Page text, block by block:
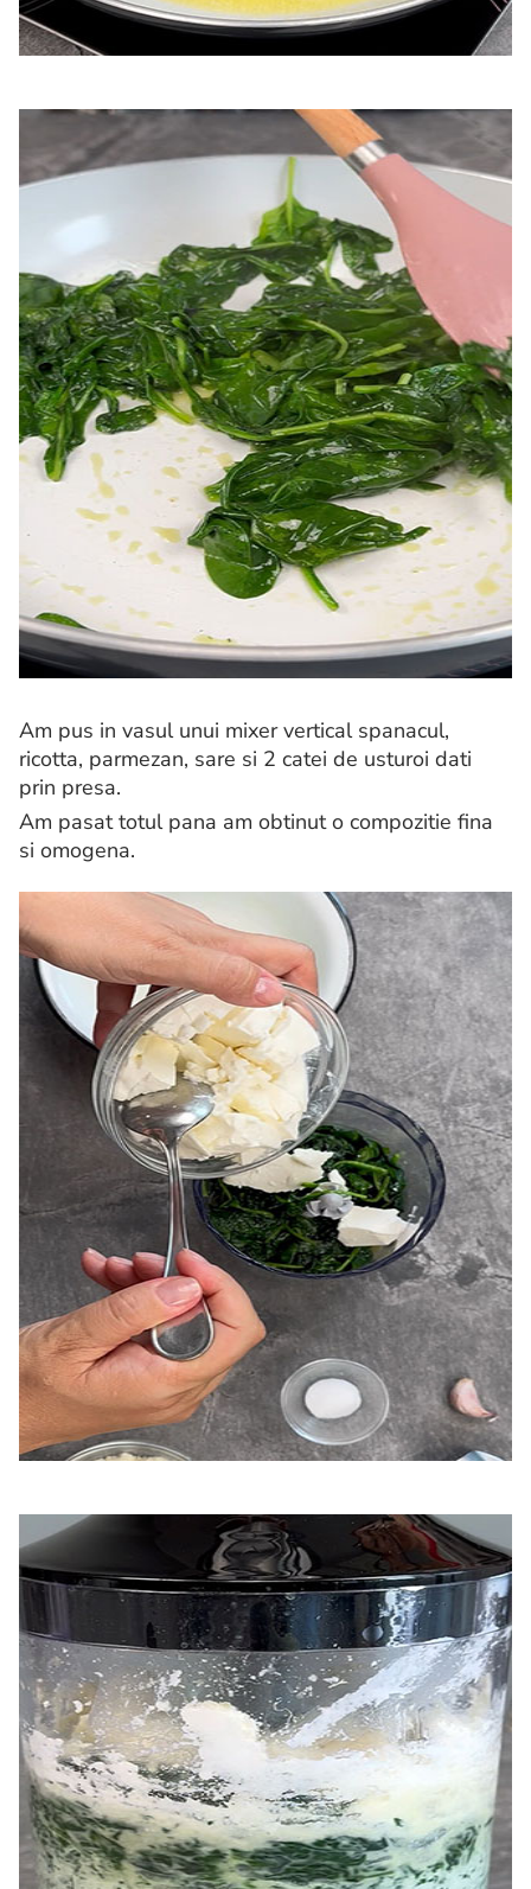
Am pus in vasul unui mixer vertical spanacul,
ricotta, parmezan, sare si 2 catei de usturoi dati
prin presa.
Am pasat totul pana am obtinut o compozitie fina
si omogena.